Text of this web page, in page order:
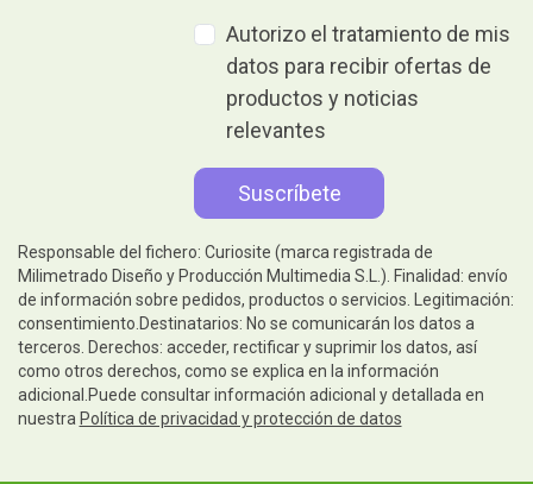
Autorizo el tratamiento de mis
datos para recibir ofertas de
productos y noticias
relevantes
Responsable del fichero: Curiosite (marca registrada de
Milimetrado Diseño y Producción Multimedia S.L.). Finalidad: envío
de información sobre pedidos, productos o servicios. Legitimación:
consentimiento.Destinatarios: No se comunicarán los datos a
terceros. Derechos: acceder, rectificar y suprimir los datos, así
como otros derechos, como se explica en la información
adicional.Puede consultar información adicional y detallada en
nuestra Política de privacidad y protección de datos